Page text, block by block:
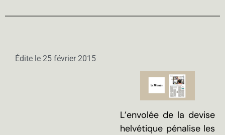
Édite le 25 février 2015
L’envolée de la devise
helvétique pénalise les